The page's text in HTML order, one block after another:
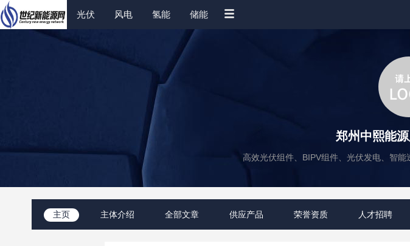
光伏 风电 氢能 储能
郑州中熙能
高效光伏组件、BIPV组件、光伏发电、智能
主页 主体介绍 全部文章 供应产品 荣誉资质 人才招聘